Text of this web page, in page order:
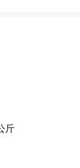
斤